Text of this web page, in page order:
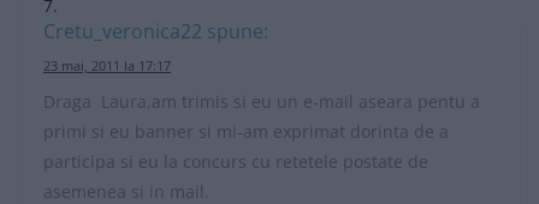
Cretu_veronica22 spune:
23 mai, 2011 la 17:17
Draga Laura,am trimis si eu un e-mail aseara pentu a
primi si eu banner si mi-am exprimat dorinta de a
participa si eu la concurs cu retetele postate de
asemenea si in mail.